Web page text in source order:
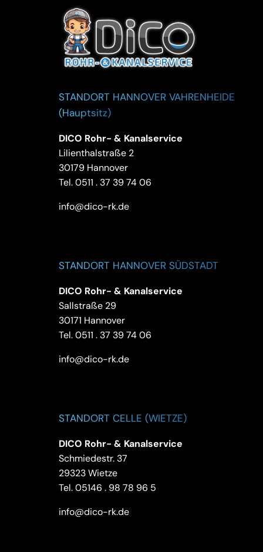
STANDORT HANNOVER VAHRENHEIDE
(Hauptsitz)
DICO Rohr- & Kanalservice
Lilienthalstraße 2
30179 Hannover
Tel.0511 . 37 39 74 06
info@dico-rk.de
STANDORT HANNOVER SÜDSTADT
DICO Rohr- & Kanalservice
Sallstraße 29
30171 Hannover
Tel.0511 . 37 39 74 06
info@dico-rk.de
STANDORT CELLE (WIETZE)
DICO Rohr- & Kanalservice
Schmiedestr. 37
29323 Wietze
Tel.05146 . 98 78 96 5
info@dico-rk.de